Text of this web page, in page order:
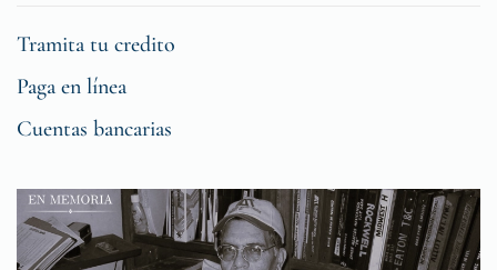
Tramita tu credito
Paga en línea
Cuentas bancarias